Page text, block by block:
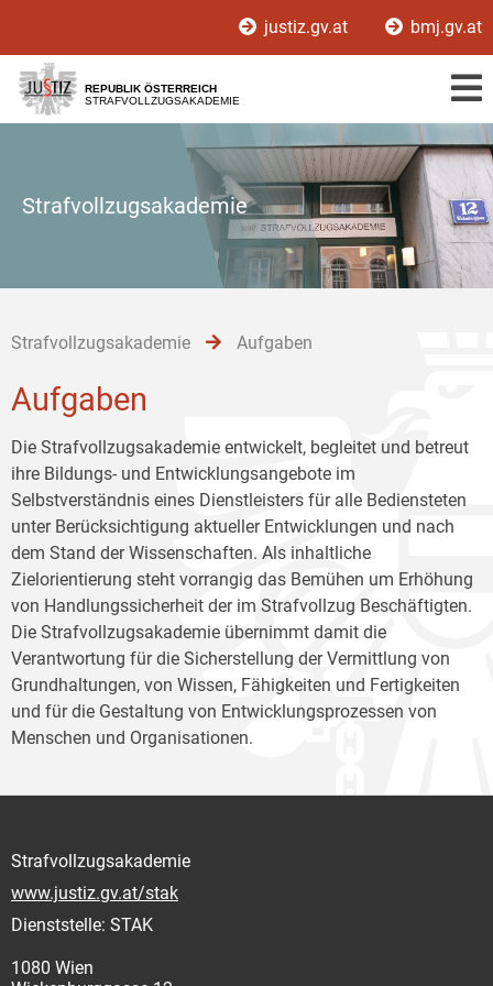
[1]
[2]
[3]
justiz.gv.at bmj.gv.at
REPUBLIK ÖSTERREICH
STRAFVOLLZUGSAKADEMIE
Strafvollzugsakademie
Strafvollzugsakademie Aufgaben
Aufgaben
Die Strafvollzugsakademie entwickelt, begleitet und betreut
ihre Bildungs- und Entwicklungsangebote im
Selbstverständnis eines Dienstleisters für alle Bediensteten
unter Berücksichtigung aktueller Entwicklungen und nach
dem Stand der Wissenschaften. Als inhaltliche
Zielorientierung steht vorrangig das Bemühen um Erhöhung
von Handlungssicherheit der im Strafvollzug Beschäftigten.
Die Strafvollzugsakademie übernimmt damit die
Verantwortung für die Sicherstellung der Vermittlung von
Grundhaltungen, von Wissen, Fähigkeiten und Fertigkeiten
und für die Gestaltung von Entwicklungsprozessen von
Menschen und Organisationen.
Strafvollzugsakademie
www.justiz.gv.at/stak
Dienststelle: STAK
1080 Wien